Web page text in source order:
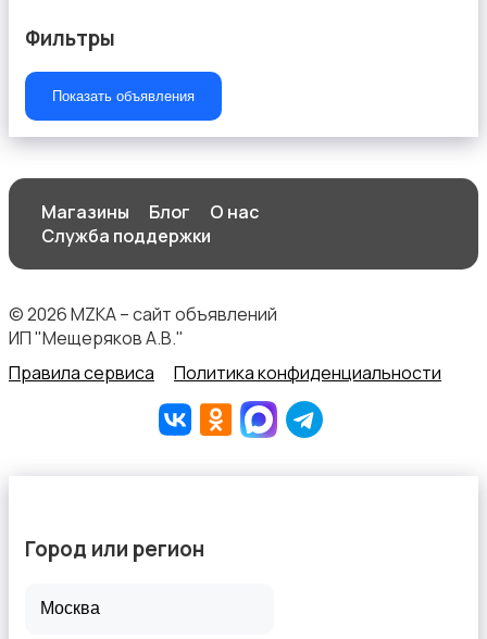
Фильтры
Показать объявления
Магазины Блог
О нас
Служба поддержки
© 2026 MZKA – сайт объявлений
ИП "Мещеряков А.В."
Правила сервиса
Политика конфиденциальности
Город или регион